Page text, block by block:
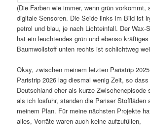
(Die Farben wie immer, wenn grün vorkommt,
digitale Sensoren. Die Seide links im Bild ist
petrol und blau, je nach Lichteinfall. Der Wax-
hat ein leuchtendes grün und ebenso
Baumwollstoff unten rechts ist schlichtweg
Okay, zwischen meinem letzten Paristrip
Paristrip 2026 lag diesmal wenig Zeit, so
Deutschland eher als kurze Zwischenepisode
als ich losfuhr, standen die Pariser Stoffläden
meinem Plan. Für meine nächsten Projekte
alles, Vorräte waren auch keine aufzufüllen,